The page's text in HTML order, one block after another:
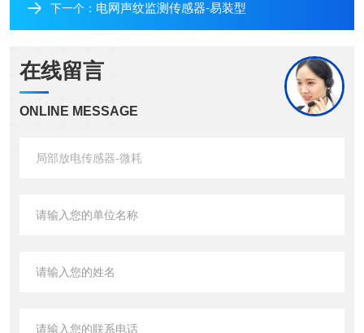
下一个： 电网声纹监测传感器-易装型
在线留言
ONLINE MESSAGE